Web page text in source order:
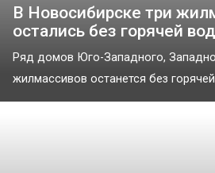
В Новосибирске три
остались без горячей
Ряд домов Юго-Западного,
жилмассивов останется без